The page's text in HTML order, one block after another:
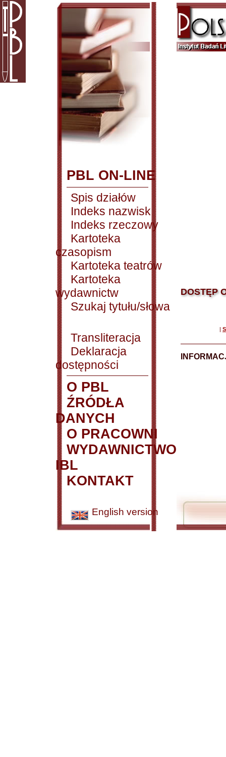
PBL ON-LINE
Spis działów
Indeks nazwisk
Indeks rzeczowy
Kartoteka
czasopism
Kartoteka teatrów
Kartoteka
wydawnictw
Szukaj tytułu/słowa
Transliteracja
Deklaracja
dostępności
O PBL
ŹRÓDŁA
DANYCH
O PRACOWNI
WYDAWNICTWO
IBL
KONTAKT
English version
DOSTĘP
|